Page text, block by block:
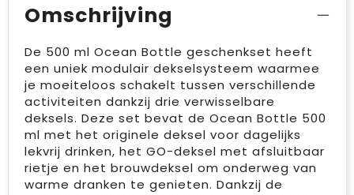
Omschrijving
De 500 ml Ocean Bottle geschenkset heeft
een uniek modulair dekselsysteem waarmee
je moeiteloos schakelt tussen verschillende
activiteiten dankzij drie verwisselbare
deksels. Deze set bevat de Ocean Bottle 500
ml met het originele deksel voor dagelijks
lekvrij drinken, het GO-deksel met afsluitbaar
rietje en het brouwdeksel om onderweg van
warme dranken te genieten. Dankzij de